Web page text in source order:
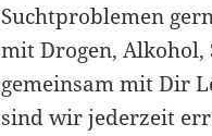
Suchtproblemen
mit Drogen,
gemeinsam mit Dir
sind wir jederzeit